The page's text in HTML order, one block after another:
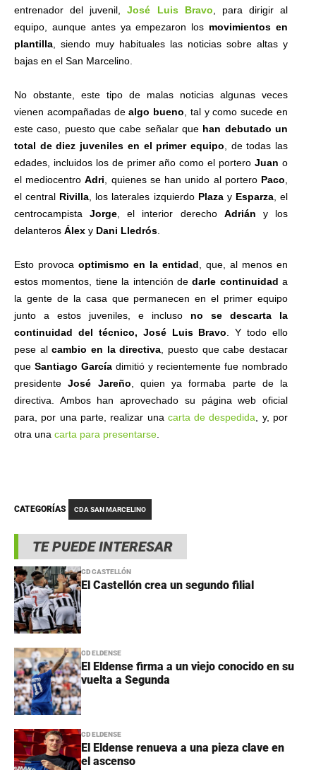
TE PUEDE INTERESAR
CD CASTELLÓN
El Castellón crea un segundo filial
CD ELDENSE
El Eldense firma a un viejo conocido en su
vuelta a Segunda
CD ELDENSE
El Eldense renueva a una pieza clave en
el ascenso
entrenador del juvenil,José Luis Bravo , para dirigir al
equipo, aunque antes ya empezaron los movimientos en
plantilla , siendo muy habituales las noticias sobre altas y
bajas en el San Marcelino.
No obstante, este tipo de malas noticias algunas veces
vienen acompañadas dealgo bueno , tal y como sucede en
este caso, puesto que cabe señalar que han debutado un
total de diez juveniles en el primer equipo , de todas las
edades, incluidos los de primer año como el porteroJuano
el mediocentroAdri , quienes se han unido al portero Paco
el central Rivilla , los laterales izquierdo Plazay Esparza, el
centrocampistaJorge , el interior derecho Adrián y los
delanteros Álex y Dani Lledrós
Esto provoca optimismo en la entidad , que, al menos en
estos momentos, tiene la intención dedarle continuidad a
la gente de la casa que permanecen en el primer equipo
junto a estos juveniles, e incluso no se descarta la
continuidad del técnico, José Luis Bravo . Y todo ello
pese alcambio en la directiva , puesto que cabe destacar
que Santiago García dimitió y recientemente fue nombrado
presidenteJosé Jareño , quien ya formaba parte de la
directiva. Ambos han aprovechado su página web oficial
para, por una parte, realizar una carta de despedida , y, por
otra una carta para presentarse
CATEGORÍAS CDA SAN MARCELINO